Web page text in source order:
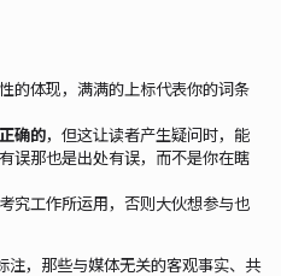
的体现，满满的上标代表你的词条
确的，但这让读者产生疑问时，能
误那也是出处有误，而不是你在瞎
究工作所运用，否则大伙想参与也
注，那些与媒体无关的客观事实、共